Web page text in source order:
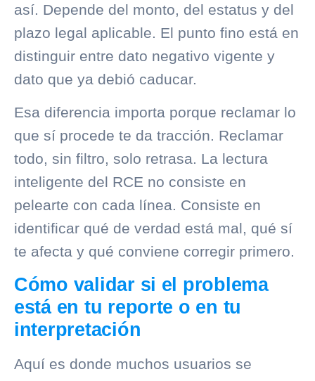
así. Depende del monto, del estatus y del
plazo legal aplicable. El punto fino está en
distinguir entre dato negativo vigente y
dato que ya debió caducar.
Esa diferencia importa porque reclamar lo
que sí procede te da tracción. Reclamar
todo, sin filtro, solo retrasa. La lectura
inteligente del RCE no consiste en
pelearte con cada línea. Consiste en
identificar qué de verdad está mal, qué sí
te afecta y qué conviene corregir primero.
Cómo validar si el problema
está en tu reporte o en tu
interpretación
Aquí es donde muchos usuarios se